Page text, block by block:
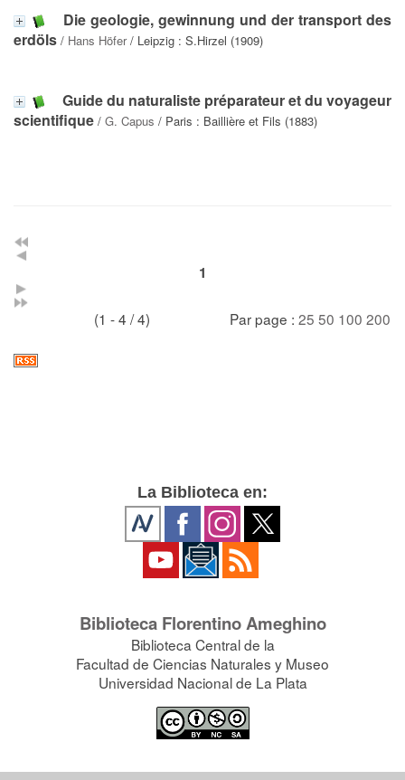
Die geologie, gewinnung und der transport des
erdöls / Hans Höfer/ Leipzig : S.Hirzel (1909)
Guide du naturaliste préparateur et du voyageur
scientifique / G. Capus / Paris : Baillière et Fils (1883)
1
(1 - 4 / 4) Par page : 25 50 100 200
La Biblioteca en:
Biblioteca Florentino Ameghino
Biblioteca Central de la
Facultad de Ciencias Naturales y Museo
Universidad Nacional de La Plata